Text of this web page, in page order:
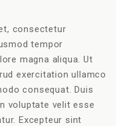
consectetur
tempor
magna aliqua. Ut
exercitation ullamco
consequat. Duis
voluptate velit esse
Excepteur sint